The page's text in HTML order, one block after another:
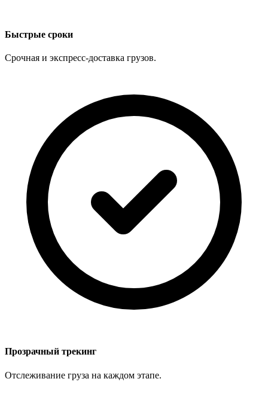
Быстрые сроки
Срочная и экспресс-доставка грузов.
Прозрачный трекинг
Отслеживание груза на каждом этапе.